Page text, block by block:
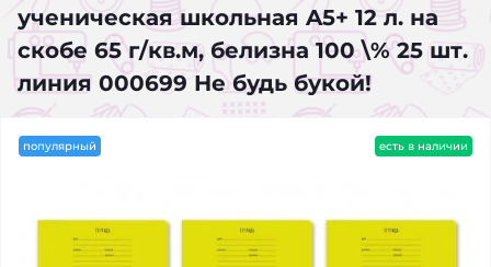
ученическая школьная A5+ 12 л. на
скобе 65 г/кв.м, белизна 100 \% 25 шт.
линия 000699 Не будь букой!
популярный есть в наличии